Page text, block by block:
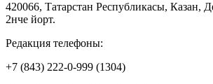
420066, Татарстан Республикасы, Казан,
2нче йорт.
Редакция телефоны:
+7 (843) 222-0-999 (1304)